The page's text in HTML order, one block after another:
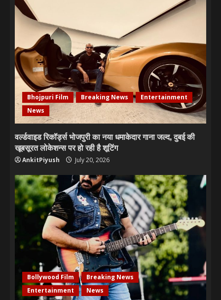
Bhojpuri Film Breaking News
Entertainment
News
वर्ल्डवाइड रिकॉर्ड्स भोजपुरी का नया धमाकेदार गाना जल्द, दुबई की
खूबसूरत लोकेशन्स पर हो रही है शूटिंग
AnkitPiyush July 20, 2026
Bollywood Film
Breaking News
Entertainment
News